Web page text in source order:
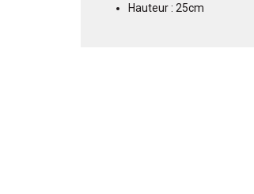
Hauteur : 25cm